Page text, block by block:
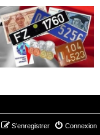
Connexion
S’enregistrer